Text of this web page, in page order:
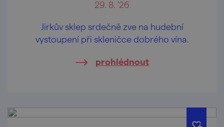
29. 8. '26
Jirkův sklep srdečně zve na hudební
vystoupení při skleničce dobrého vína.
prohlédnout